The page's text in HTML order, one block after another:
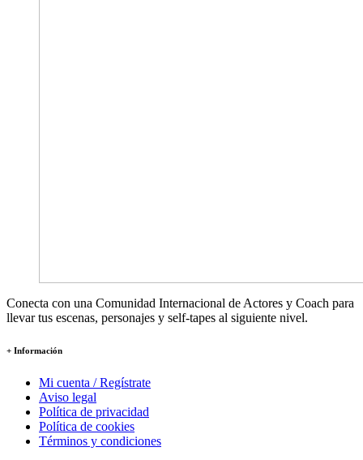
Conecta con una Comunidad Internacional de Actores y Coach para
llevar tus escenas, personajes y self-tapes al siguiente nivel.
+ Información
Mi cuenta / Regístrate
Aviso legal
Política de privacidad
Política de cookies
Términos y condiciones